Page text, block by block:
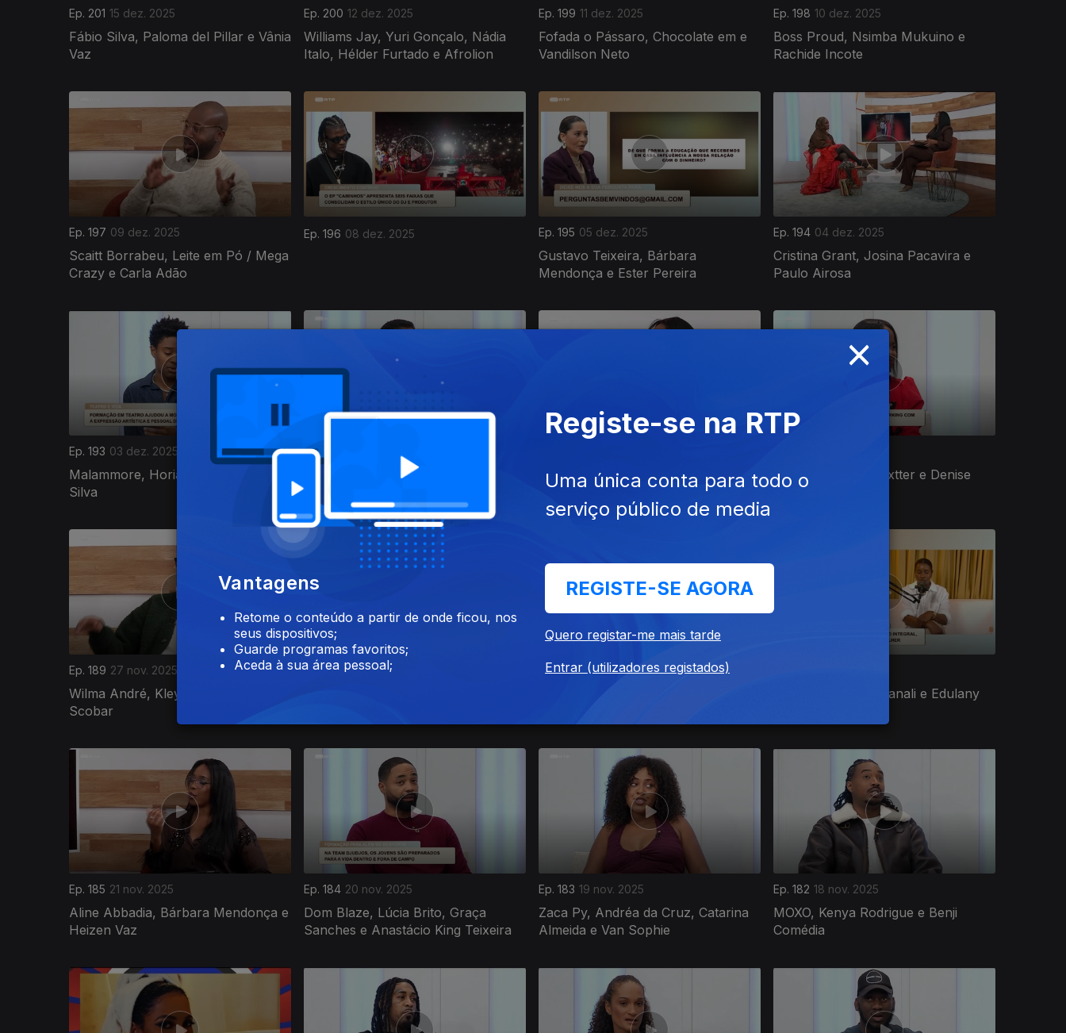
Ep. 201 15 dez. 2025
Fábio Silva, Paloma del Pillar e Vânia
Vaz
Ep. 200 12 dez. 2025
Williams Jay, Yuri Gonçalo, Nádia
Italo, Hélder Furtado e Afrolion
Ep. 199 11 dez. 2025
Fofada o Pássaro, Chocolate em e
Vandilson Neto
Ep. 198 10 dez. 2025
Boss Proud, Nsimba Mukuino e
Rachide Incote
Ep. 197 09 dez. 2025
Scaitt Borrabeu, Leite em Pó / Mega
Crazy e Carla Adão
Ep. 196 08 dez. 2025 Ep. 195 05 dez. 2025
Gustavo Teixeira, Bárbara
Mendonça e Ester Pereira
Ep. 194 04 dez. 2025
Cristina Grant, Josina Pacavira e
Paulo Airosa
Ep. 193 03 dez. 2025
Malammore, Horiana Sofia e Maria
Silva
Ep. 192
Juvenália Gomes, Rachide Incote e
Netlie Oliveira
Duda Quaresma, Amilson Noronha
e Marta Portela
Sámia Chicoco, Dextter e Denise
Fortes
Ep. 189 27 nov. 2025
Wilma André, Kley Mathias e Mc
Scobar
Ep. 188 26 nov. 2025 Ep. 187 25 nov. 2025
Campira, Zahir Assanali e Edulany
Ep. 185 21 nov. 2025
Aline Abbadia, Bárbara Mendonça e
Heizen Vaz
Ep. 184 20 nov. 2025
Dom Blaze, Lúcia Brito, Graça
Sanches e Anastácio King Teixeira
Ep. 183 19 nov. 2025
Zaca Py, Andréa da Cruz, Catarina
Almeida e Van Sophie
Ep. 182 18 nov. 2025
MOXO, Kenya Rodrigue e Benji
Comédia
×
Vantagens
Retome o conteúdo a partir de onde ficou, nos
seus dispositivos;
Guarde programas favoritos;
Aceda à sua área pessoal;
Registe-se na RTP
Uma única conta para todo o
serviço público de media
REGISTE-SE AGORA
Quero registar-me mais tarde
Entrar (utilizadores registados)